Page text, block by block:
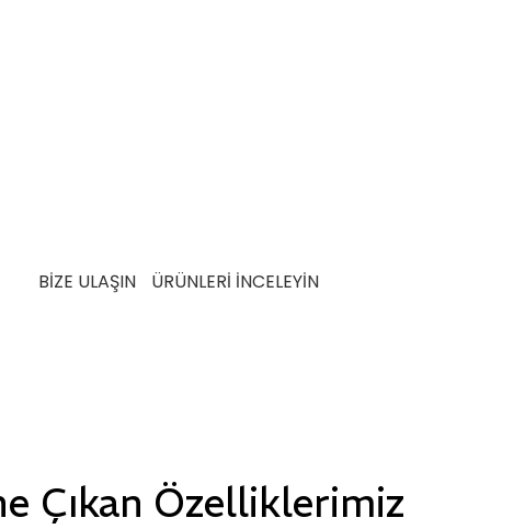
BİZE ULAŞIN ÜRÜNLERİ İNCELEYİN
Çıkan Özelliklerimiz